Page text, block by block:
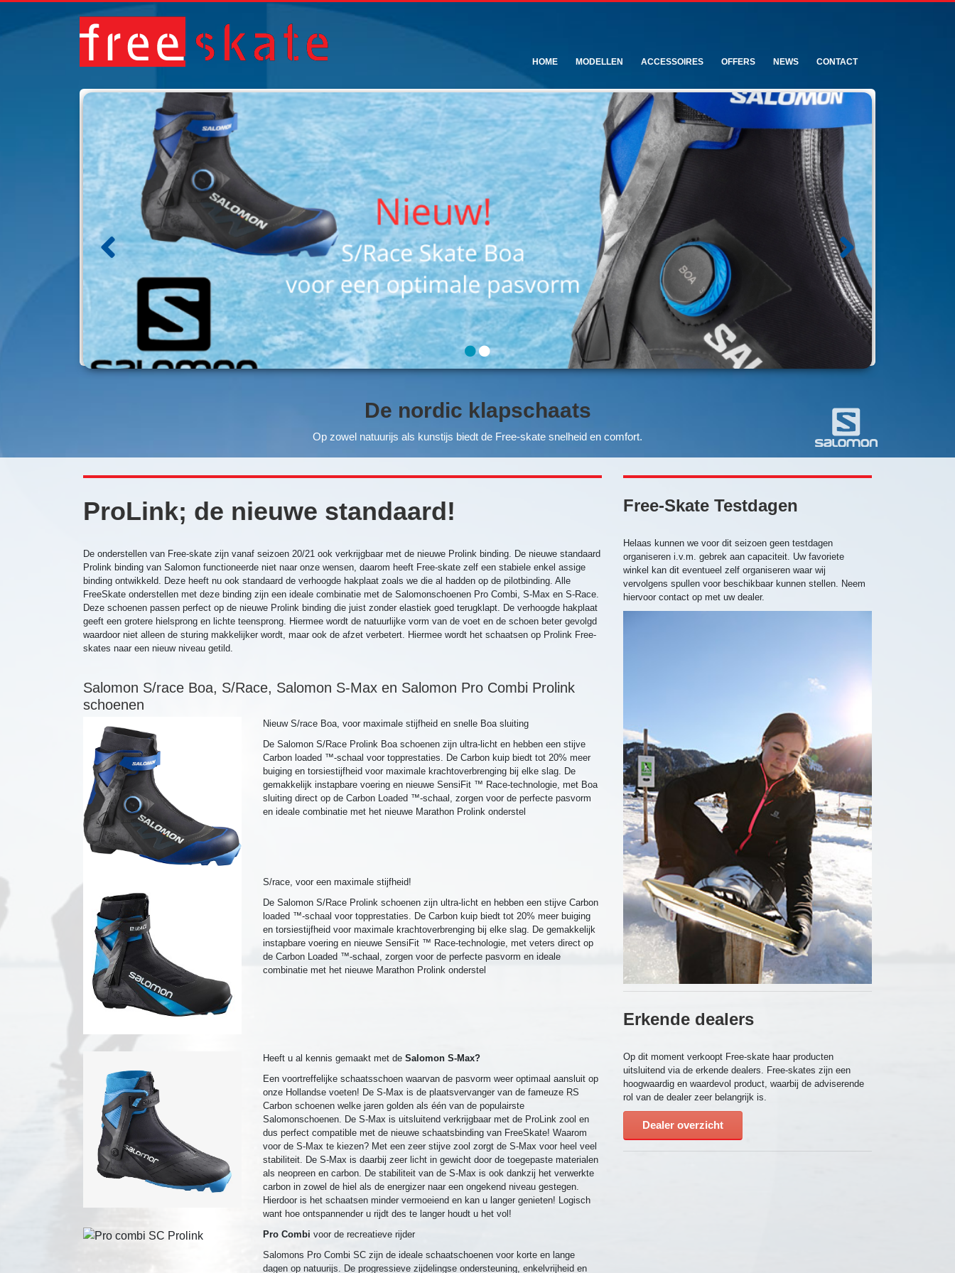
HOME MODELLEN ACCESSOIRES OFFERS NEWS CONTACT
De nordic klapschaats
Op zowel natuurijs als kunstijs biedt de Free-skate snelheid en comfort.
ProLink; de nieuwe standaard!
De onderstellen van Free-skate zijn vanaf seizoen 20/21 ook verkrijgbaar met de nieuwe Prolink binding. De nieuwe standaard
Prolink binding van Salomon functioneerde niet naar onze wensen, daarom heeft Free-skate zelf een stabiele enkel assige
binding ontwikkeld. Deze heeft nu ook standaard de verhoogde hakplaat zoals we die al hadden op de pilotbinding. Alle
FreeSkate onderstellen met deze binding zijn een ideale combinatie met de Salomonschoenen Pro Combi, S-Max en S-Race.
Deze schoenen passen perfect op de nieuwe Prolink binding die juist zonder elastiek goed terugklapt. De verhoogde hakplaat
geeft een grotere hielsprong en lichte teensprong. Hiermee wordt de natuurlijke vorm van de voet en de schoen beter gevolgd
waardoor niet alleen de sturing makkelijker wordt, maar ook de afzet verbetert. Hiermee wordt het schaatsen op Prolink Free-
skates naar een nieuw niveau getild.
Salomon S/race Boa, S/Race, Salomon S-Max en Salomon Pro Combi Prolink
schoenen
Nieuw S/race Boa, voor maximale stijfheid en snelle Boa sluiting
De Salomon S/Race Prolink Boa schoenen zijn ultra-licht en hebben een stijve
Carbon loaded ™-schaal voor topprestaties. De Carbon kuip biedt tot 20% meer
buiging en torsiestijfheid voor maximale krachtoverbrenging bij elke slag. De
gemakkelijk instapbare voering en nieuwe SensiFit ™ Race-technologie, met Boa
sluiting direct op de Carbon Loaded ™-schaal, zorgen voor de perfecte pasvorm
en ideale combinatie met het nieuwe Marathon Prolink onderstel
S/race, voor een maximale stijfheid!
De Salomon S/Race Prolink schoenen zijn ultra-licht en hebben een stijve Carbon
loaded ™-schaal voor topprestaties. De Carbon kuip biedt tot 20% meer buiging
en torsiestijfheid voor maximale krachtoverbrenging bij elke slag. De gemakkelijk
instapbare voering en nieuwe SensiFit ™ Race-technologie, met veters direct op
de Carbon Loaded ™-schaal, zorgen voor de perfecte pasvorm en ideale
combinatie met het nieuwe Marathon Prolink onderstel
Heeft u al kennis gemaakt met deSalomon S-Max?
Een voortreffelijke schaatsschoen waarvan de pasvorm weer optimaal aansluit op
onze Hollandse voeten! De S-Max is de plaatsvervanger van de fameuze RS
Carbon schoenen welke jaren golden als één van de populairste
Salomonschoenen. De S-Max is uitsluitend verkrijgbaar met de ProLink zool en
dus perfect compatible met de nieuwe schaatsbinding van FreeSkate! Waarom
voor de S-Max te kiezen? Met een zeer stijve zool zorgt de S-Max voor heel veel
stabiliteit. De S-Max is daarbij zeer licht in gewicht door de toegepaste materialen
als neopreen en carbon. De stabiliteit van de S-Max is ook dankzij het verwerkte
carbon in zowel de hiel als de energizer naar een ongekend niveau gestegen.
Hierdoor is het schaatsen minder vermoeiend en kan u langer genieten! Logisch
want hoe ontspannender u rijdt des te langer houdt u het vol!
Pro Combi voor de recreatieve rijder
Salomons Pro Combi SC zijn de ideale schaatschoenen voor korte en lange
dagen op natuurijs. De progressieve zijdelingse ondersteuning, enkelvrijheid en
Free-Skate Testdagen
Helaas kunnen we voor dit seizoen geen testdagen
organiseren i.v.m. gebrek aan capaciteit. Uw favoriete
winkel kan dit eventueel zelf organiseren waar wij
vervolgens spullen voor beschikbaar kunnen stellen. Neem
hiervoor contact op met uw dealer.
Erkende dealers
Op dit moment verkoopt Free-skate haar producten
uitsluitend via de erkende dealers. Free-skates zijn een
hoogwaardig en waardevol product, waarbij de adviserende
rol van de dealer zeer belangrijk is.
Dealer overzicht